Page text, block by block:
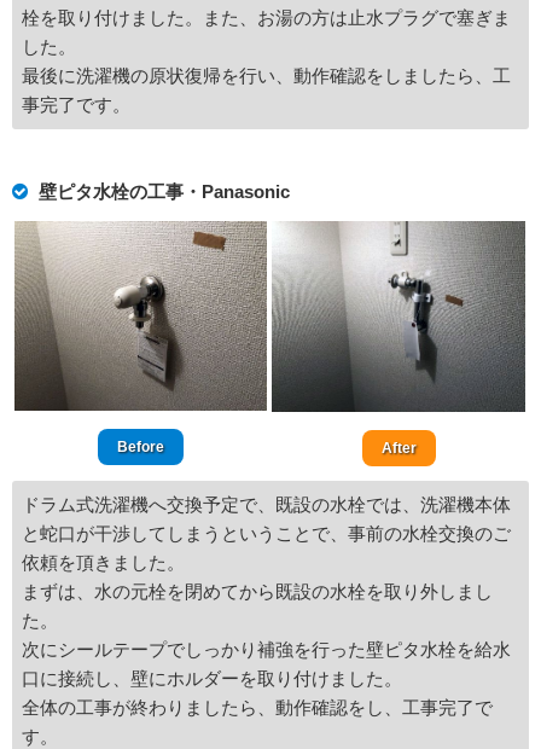
栓を取り付けました。また、お湯の方は止水プラグで塞ぎま
した。
最後に洗濯機の原状復帰を行い、動作確認をしましたら、工
事完了です。
壁ピタ水栓の工事・Panasonic
Before After
ドラム式洗濯機へ交換予定で、既設の水栓では、洗濯機本体
と蛇口が干渉してしまうということで、事前の水栓交換のご
依頼を頂きました。
まずは、水の元栓を閉めてから既設の水栓を取り外しまし
た。
次にシールテープでしっかり補強を行った壁ピタ水栓を給水
口に接続し、壁にホルダーを取り付けました。
全体の工事が終わりましたら、動作確認をし、工事完了で
す。